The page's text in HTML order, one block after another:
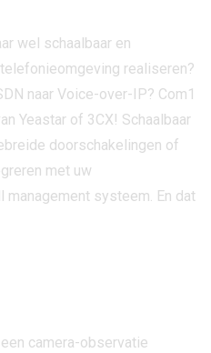
wel schaalbaar en
realiseren?
naar Voice-over-IP? Com1
Yeastar of 3CX! Schaalbaar
doorschakelingen of
met uw
management systeem. En dat
camera-observatie